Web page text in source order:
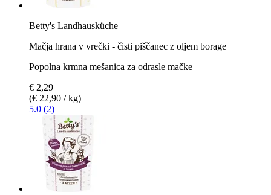
Betty's Landhausküche
Mačja hrana v vrečki - čisti piščanec z oljem borage
Popolna krmna mešanica za odrasle mačke
€ 2,29
(€ 22,90 / kg)
5.0 (2)